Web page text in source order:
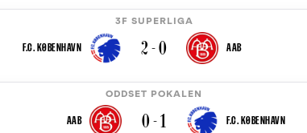
3F SUPERLIGA
F.C. KØBENHAVN 2 - 0 AAB
ODDSET POKALEN
AAB 0 - 1 F.C. KØBENHAVN